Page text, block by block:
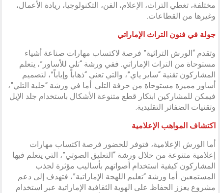
مختلفة، تغطي التراث، الإعلام، الفن، التكنولوجيا، ريادة الأعمال،
وغيرها من القطاعات.
جولة في فنون التراث الإماراتي
وتقدم “الورش التراثية” فرصة لاكتساب مهارات صناعة أشياء
مستوحاة من التراث الإماراتي. ففي ورشة “تلي للأساور”، يتعلم
المشاركون تقنية “ساير ياي”، والتي تعني “ذهاباً وإياباً”، لتصميم
أساور مميزة مستوحاة من حرفة التلي. أما في ورشة “حلية التلي”،
فيمكن للمشاركين ابتكار قطع متنوعة الأشكال باستخدام جلد الإبل
وتقنيات الضفائر التقليدية.
اكتشاف المواهب الإعلامية
أما الورش الإعلامية، فتوفر للحضور فرصة اكتساب مهارات
إعلامية متنوعة من خلال ورشة “التعليق الصوتي”، التي يتعلم فيها
المشاركون كيفية استخدام أصواتهم بأساليب مؤثرة لجذب
المستمعين. أما ورشة “تعليم اللهجة الإماراتية”، فتهدف إلى دعم
مشروع يعزز الحفاظ على الهوية الثقافية الإماراتية عبر استخدام